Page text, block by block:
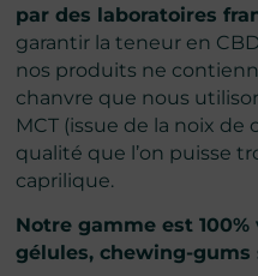
par des laboratoires
garantir la teneur en
nos produits ne
chanvre que nous
MCT (issue de la noix de
qualité que l’on puisse
caprilique.
Notre gamme est
gélules, chewing-gums